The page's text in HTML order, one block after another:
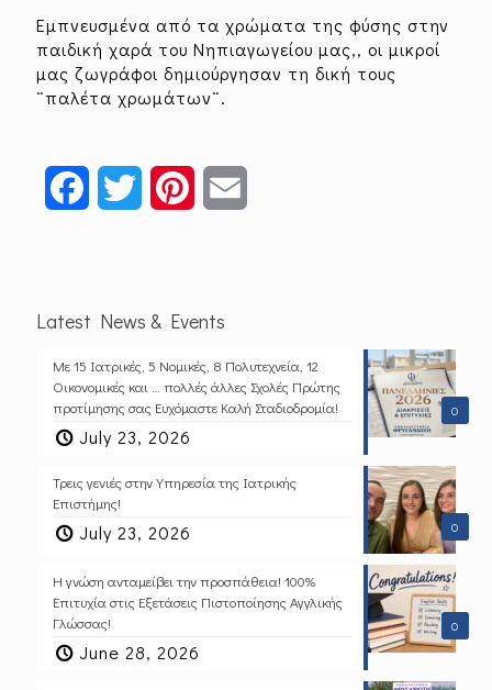
Εμπνευσμένα από τα χρώματα της φύσης στην
παιδική χαρά του Νηπιαγωγείου μας,, οι μικροί
μας ζωγράφοι δημιούργησαν τη δική τους
¨παλέτα χρωμάτων¨.
FacebookTwitter Pinterest
Latest News & Events
0
Με 15 Ιατρικές, 5 Νομικές, 8 Πολυτεχνεία, 12
Οικονομικές και … πολλές άλλες Σχολές Πρώτης
προτίμησης σας Ευχόμαστε Καλή Σταδιοδρομία!
July 23, 2026
0
Τρεις γενιές στην Υπηρεσία της Ιατρικής
Επιστήμης!
July 23, 2026
0
Η γνώση ανταμείβει την προσπάθεια! 100%
Επιτυχία στις Εξετάσεις Πιστοποίησης Αγγλικής
Γλώσσας!
June 28, 2026